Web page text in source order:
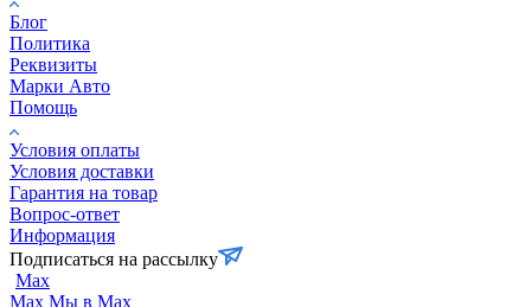
Блог
Политика
Реквизиты
Марки Авто
Помощь
Условия оплаты
Условия доставки
Гарантия на товар
Вопрос-ответ
Информация
Подписаться на рассылку
Max
Max Мы в Max